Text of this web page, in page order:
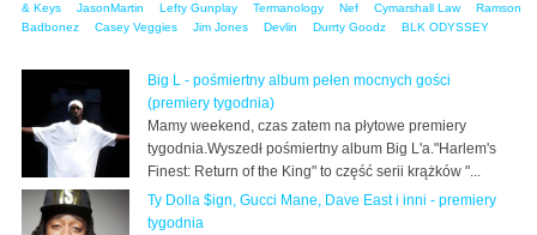
& Keys
JasonMartin Lefty Gunplay Termanology Nef Cymarshall Law
Ramson
Badbonez
Casey Veggies Jim Jones Devlin Durrty Goodz BLK ODYSSEY
Big L - pośmiertny album pełen mocnych gości
(premiery tygodnia)
Mamy weekend, czas zatem na płytowe premiery
tygodnia.Wyszedł pośmiertny album Big L'a."Harlem's
Finest: Return of the King" to część serii krążków "...
Ty Dolla $ign, Gucci Mane, Dave East i inni - premiery
tygodnia